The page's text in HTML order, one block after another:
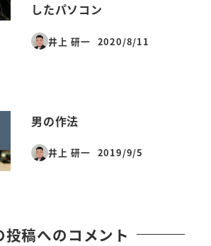
したパソコン
井上 研一
投稿日
2020/8/11
男の作法
井上 研一
投稿日
2019/9/5
投稿へのコメント